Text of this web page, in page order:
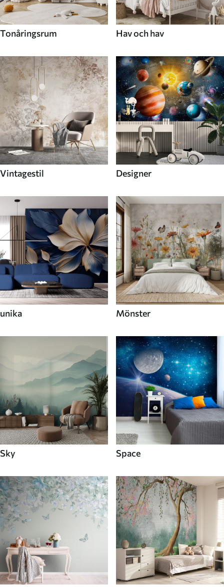
Tonåringsrum Hav och hav
Vintagestil Designer
unika Mönster
Sky Space